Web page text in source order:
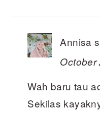
Annisa
October
Wah baru tau
Sekilas